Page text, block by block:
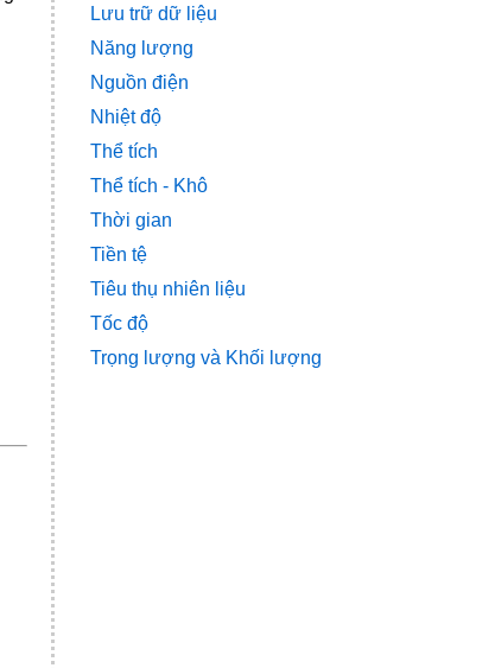
Lưu trữ dữ liệu
Năng lượng
Nguồn điện
Nhiệt độ
Thể tích
Thể tích - Khô
Thời gian
Tiền tệ
Tiêu thụ nhiên liệu
Tốc độ
Trọng lượng và Khối lượng